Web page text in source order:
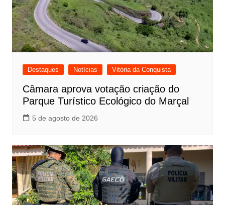
Destaques Notícias Vitória da Conquista
Câmara aprova votação criação do
Parque Turístico Ecológico do Marçal
5 de agosto de 2026